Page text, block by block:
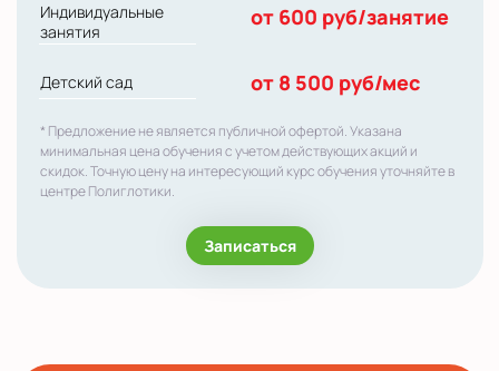
Индивидуальные
занятия
от 600 руб/занятие
Детский сад от 8 500 руб/мес
* Предложение не является публичной офертой. Указана
минимальная цена обучения с учетом действующих акций и
скидок. Точную цену на интересующий курс обучения уточняйте в
центре Полиглотики.
Записаться